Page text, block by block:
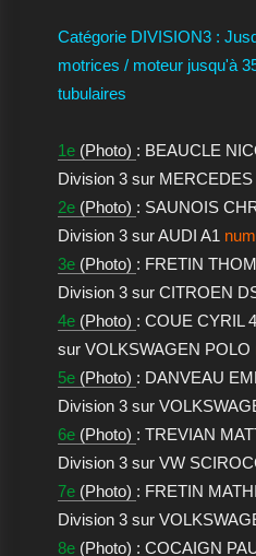
Catégorie DIVISION3 :
motrices / moteur jusqu'à
tubulaires
1e(Photo) : BEAUCLE
Division 3 sur
2e(Photo) : SAUNOIS
Division 3 sur AUDI A1
3e(Photo) : FRETIN
Division 3 sur CITROEN
4e(Photo) : COUE CYRIL
sur VOLKSWAGEN POLO
5e(Photo) : DANVEAU
Division 3 sur
6e(Photo) : TREVIAN
Division 3 sur VW
7e(Photo) : FRETIN
Division 3 sur
8e(Photo) : COCAIGN